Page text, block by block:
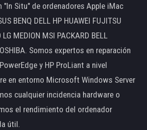
"In Situ" de ordenadores Apple iMac
BENQ DELL HP HUAWEI FUJITSU
LG MEDION MSI PACKARD BELL
Somos expertos en reparación
y HP ProLiant a nivel
en entorno Microsoft Windows Server
cualquier incidencia hardware o
el rendimiento del ordenador
útil.